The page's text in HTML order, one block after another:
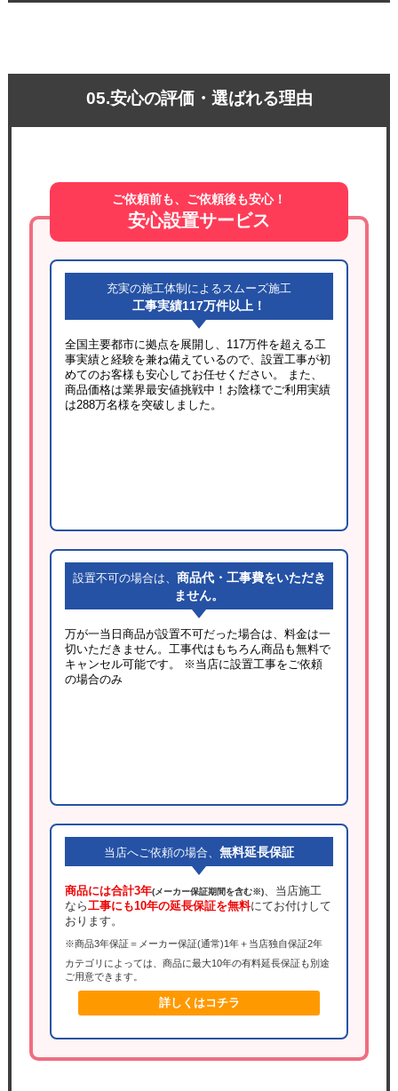
05.安心の評価・選ばれる理由
ご依頼前も、ご依頼後も安心！
安心設置サービス
充実の施工体制によるスムーズ施工
工事実績117万件以上！
全国主要都市に拠点を展開し、117万件を超える工
事実績と経験を兼ね備えているので、設置工事が初
めてのお客様も安心してお任せください。 また、
商品価格は業界最安値挑戦中！お陰様でご利用実績
は288万名様を突破しました。
設置不可の場合は、 商品代・工事費をいただき
ません。
万が一当日商品が設置不可だった場合は、料金は一
切いただきません。工事代はもちろん商品も無料で
キャンセル可能です。
※当店に設置工事をご依頼
の場合のみ
当店へご依頼の場合、 無料延長保証
商品には合計3年(メーカー保証期間を含む※)、当店施工
なら工事にも10年の延長保証を無料にてお付けして
おります。
※商品3年保証＝メーカー保証(通常)1年＋当店独自保証2年
カテゴリによっては、商品に最大10年の有料延長保証も別途
ご用意できます。
詳しくはコチラ